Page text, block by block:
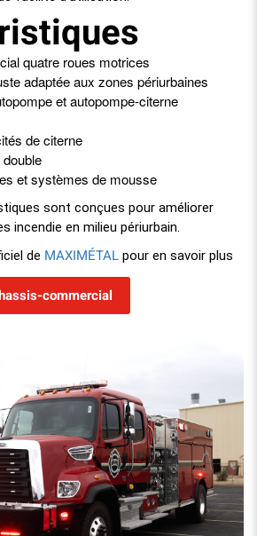
quatre roues motrices
adaptée aux zones périurbaines
et autopompe-citerne
de citerne
et systèmes de mousse
sont conçues pour améliorer
incendie en milieu périurbain.
de MAXIMÉTAL pour en savoir plus
commercial